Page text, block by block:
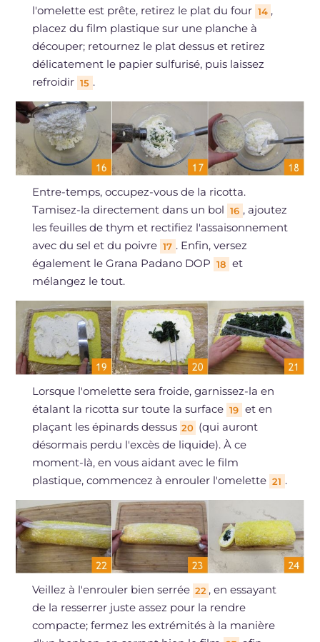
l'omelette est prête, retirez le plat du four 14 ,
placez du film plastique sur une planche à
découper; retournez le plat dessus et retirez
délicatement le papier sulfurisé, puis laissez
refroidir 15 .
Entre-temps, occupez-vous de la ricotta.
Tamisez-la directement dans un bol 16 , ajoutez
les feuilles de thym et rectifiez l'assaisonnement
avec du sel et du poivre 17 . Enfin, versez
également le Grana Padano DOP 18 et
mélangez le tout.
Lorsque l'omelette sera froide, garnissez-la en
étalant la ricotta sur toute la surface 19 et en
plaçant les épinards dessus 20 (qui auront
désormais perdu l'excès de liquide). À ce
moment-là, en vous aidant avec le film
plastique, commencez à enrouler l'omelette 21 .
Veillez à l'enrouler bien serrée 22 , en essayant
de la resserrer juste assez pour la rendre
compacte; fermez les extrémités à la manière